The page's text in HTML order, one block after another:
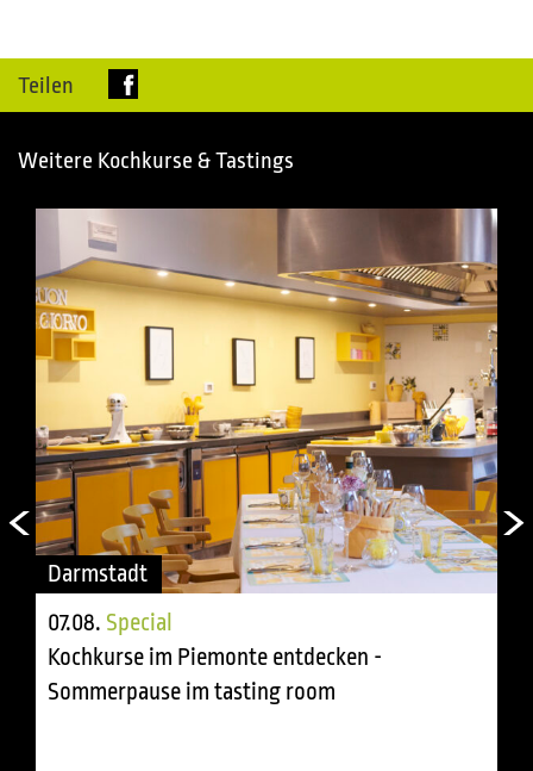
Teilen
Weitere Kochkurse & Tastings
Darmstadt
07.08. Special
Kochkurse im Piemonte entdecken -
Sommerpause im tasting room